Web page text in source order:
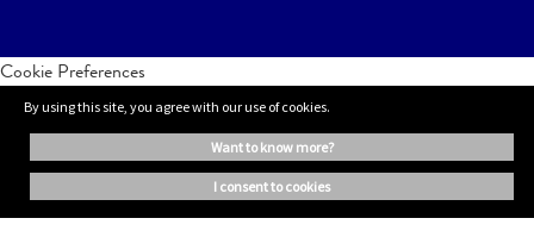
Cookie Preferences
By using this site, you agree with our use of cookies.
want to know more?
i consent to cookies